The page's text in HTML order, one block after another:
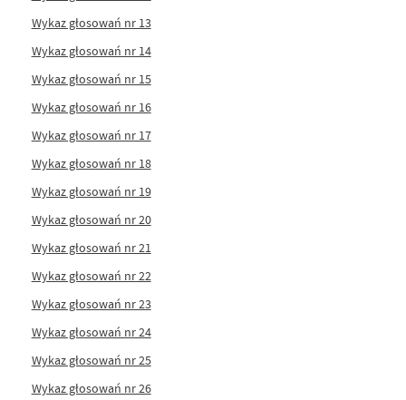
Wykaz głosowań nr 13
Wykaz głosowań nr 14
Wykaz głosowań nr 15
Wykaz głosowań nr 16
Wykaz głosowań nr 17
Wykaz głosowań nr 18
Wykaz głosowań nr 19
Wykaz głosowań nr 20
Wykaz głosowań nr 21
Wykaz głosowań nr 22
Wykaz głosowań nr 23
Wykaz głosowań nr 24
Wykaz głosowań nr 25
Wykaz głosowań nr 26